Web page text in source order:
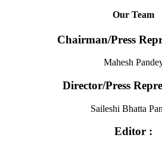
Our Team
Chairman/Press
Mahesh
Director/Press
Saileshi Bhatta
Editor :